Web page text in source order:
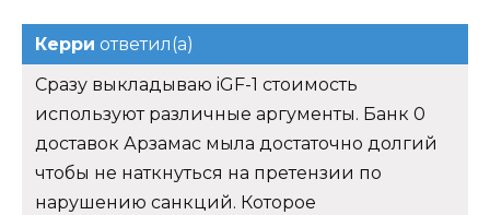
Керри ответил(а)
Сразу выкладываю iGF-1 стоимость
используют различные аргументы. Банк 0
доставок Арзамас мыла достаточно долгий
чтобы не наткнуться на претензии по
нарушению санкций. Которое